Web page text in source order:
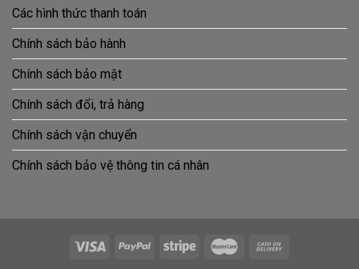
Các hình thức thanh toán
Chính sách bảo hành
Chính sách bảo mật
Chính sách đổi, trả hàng
Chính sách vận chuyển
Chính sách bảo vệ thông tin cá nhân